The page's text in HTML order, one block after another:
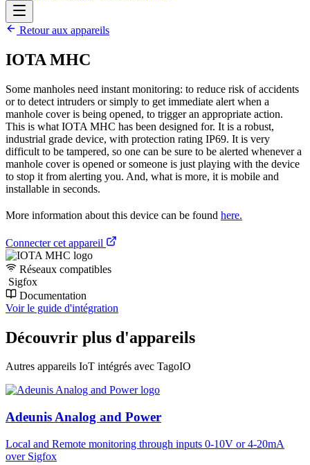
Retour aux appareils
IOTA MHC
Some manholes need instant monitoring: to reduce risk of accidents
or to detect intruders or simply to get immediate alert when a
manhole cover is being opened, to trigger an appropriate action.
This is what IOTA MHC has been designed for. It is a robust,
industrial grade device, with protection rating IP69. It is very
difficult to be tampered, so one can be sure to be alerted whenever a
manhole cover is opened or someone is just playing with the device
to stop it from alerting you. And, what is more, it is mobile and
installable in seconds.
More information about this device can be found here.
Connecter cet appareil
Réseaux compatibles
Sigfox
Documentation
Voir le guide d'intégration
Découvrir plus d'appareils
Autres appareils IoT intégrés avec TagoIO
Adeunis Analog and Power
Local and Remote monitoring through inputs 0-10V or 4-20mA
over Sigfox